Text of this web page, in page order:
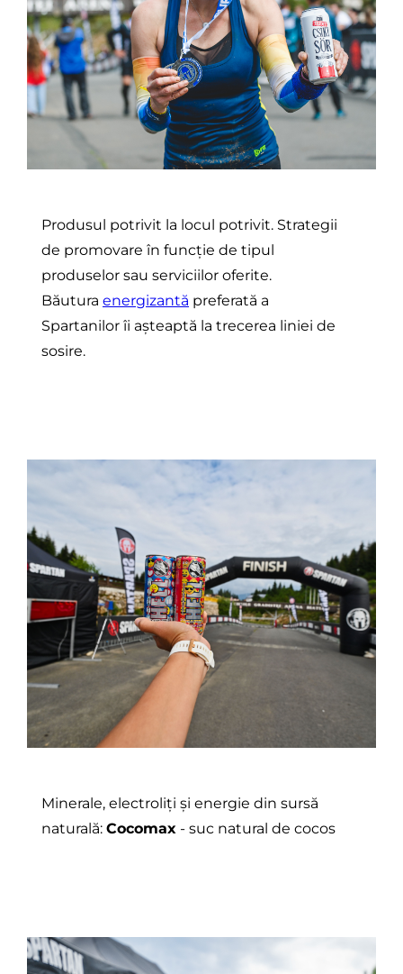
Produsul potrivit la locul potrivit. Strategii
de promovare în funcție de tipul
produselor sau serviciilor oferite.
Băutura energizantă preferată a
Spartanilor îi așteaptă la trecerea liniei de
sosire.
Minerale, electroliți și energie din sursă
naturală: Cocomax - suc natural de cocos